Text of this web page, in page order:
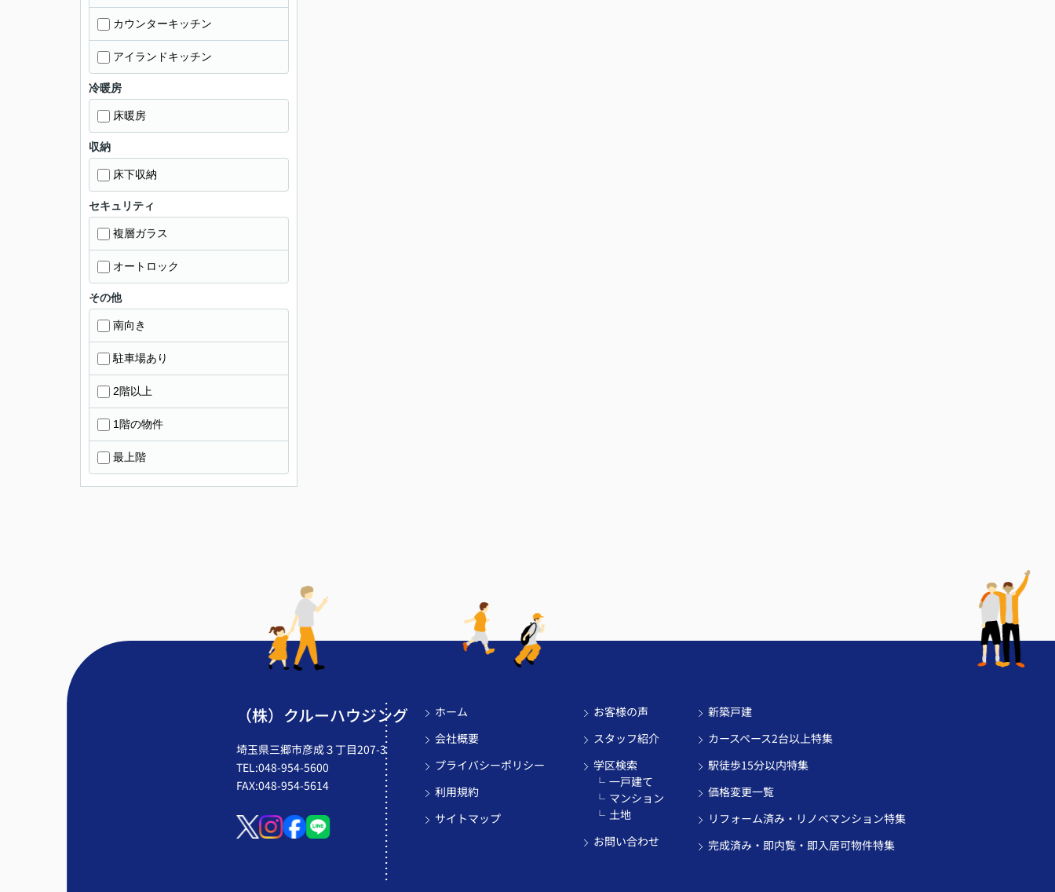
カウンターキッチン
アイランドキッチン
冷暖房
床暖房
収納
床下収納
セキュリティ
複層ガラス
オートロック
その他
南向き
駐車場あり
2階以上
1階の物件
最上階
（株）クルーハウジング
埼玉県三郷市彦成３丁目207-3
TEL:048-954-5600
FAX:048-954-5614
ホーム
会社概要
プライバシーポリシー
利用規約
サイトマップ
お客様の声
スタッフ紹介
学区検索
一戸建て
マンション
土地
お問い合わせ
新築戸建
カースペース2台以上特集
駅徒歩15分以内特集
価格変更一覧
リフォーム済み・リノベマンション特集
完成済み・即内覧・即入居可物件特集